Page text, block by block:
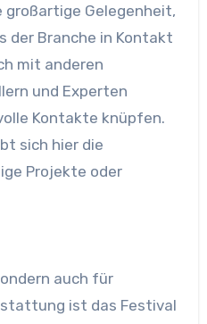
Gelegenheit,
der Branche in Kontakt
mit anderen
und Experten
Kontakte knüpfen.
sich hier die
Projekte oder
auch für
ist das Festival